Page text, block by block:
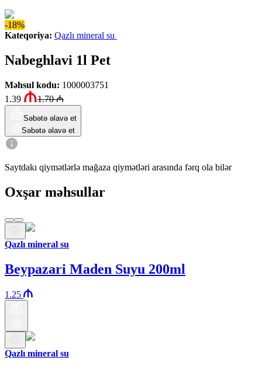
-18%
Kateqoriya: Qazlı mineral su
Nabeghlavi 1l Pet
Məhsul kodu: 1000003751
1.39
1.70₼
Səbətə əlavə et
Səbətə əlavə et
Saytdakı qiymətlərlə mağaza qiymətləri arasında fərq ola bilər
Oxşar məhsullar
Qazlı mineral su
Beypazari Maden Suyu 200ml
1.25
Qazlı mineral su